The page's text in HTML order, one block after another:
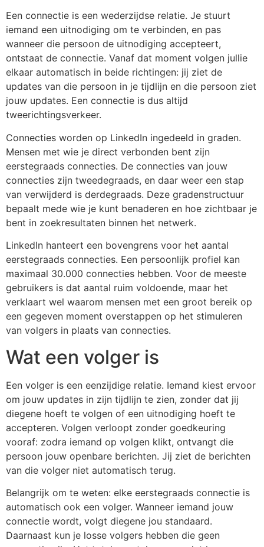
Een connectie is een wederzijdse relatie. Je stuurt
iemand een uitnodiging om te verbinden, en pas
wanneer die persoon de uitnodiging accepteert,
ontstaat de connectie. Vanaf dat moment volgen jullie
elkaar automatisch in beide richtingen: jij ziet de
updates van die persoon in je tijdlijn en die persoon ziet
jouw updates. Een connectie is dus altijd
tweerichtingsverkeer.
Connecties worden op LinkedIn ingedeeld in graden.
Mensen met wie je direct verbonden bent zijn
eerstegraads connecties. De connecties van jouw
connecties zijn tweedegraads, en daar weer een stap
van verwijderd is derdegraads. Deze gradenstructuur
bepaalt mede wie je kunt benaderen en hoe zichtbaar je
bent in zoekresultaten binnen het netwerk.
LinkedIn hanteert een bovengrens voor het aantal
eerstegraads connecties. Een persoonlijk profiel kan
maximaal 30.000 connecties hebben. Voor de meeste
gebruikers is dat aantal ruim voldoende, maar het
verklaart wel waarom mensen met een groot bereik op
een gegeven moment overstappen op het stimuleren
van volgers in plaats van connecties.
Wat een volger is
Een volger is een eenzijdige relatie. Iemand kiest ervoor
om jouw updates in zijn tijdlijn te zien, zonder dat jij
diegene hoeft te volgen of een uitnodiging hoeft te
accepteren. Volgen verloopt zonder goedkeuring
vooraf: zodra iemand op volgen klikt, ontvangt die
persoon jouw openbare berichten. Jij ziet de berichten
van die volger niet automatisch terug.
Belangrijk om te weten: elke eerstegraads connectie is
automatisch ook een volger. Wanneer iemand jouw
connectie wordt, volgt diegene jou standaard.
Daarnaast kun je losse volgers hebben die geen